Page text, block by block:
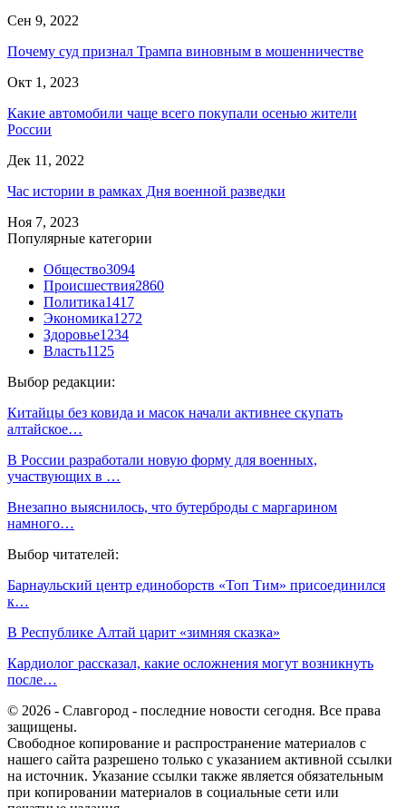
Сен 9, 2022
Почему суд признал Трампа виновным в мошенничестве
Окт 1, 2023
Какие автомобили чаще всего покупали осенью жители
России
Дек 11, 2022
Час истории в рамках Дня военной разведки
Ноя 7, 2023
Популярные категории
Общество3094
Происшествия2860
Политика1417
Экономика1272
Здоровье1234
Власть1125
Выбор редакции:
Китайцы без ковида и масок начали активнее скупать
алтайское…
В России разработали новую форму для военных,
участвующих в …
Внезапно выяснилось, что бутерброды с маргарином
намного…
Выбор читателей:
Барнаульский центр единоборств «Топ Тим» присоединился
к…
В Республике Алтай царит «зимняя сказка»
Кардиолог рассказал, какие осложнения могут возникнуть
после…
© 2026 - Славгород - последние новости сегодня. Все права
защищены.
Свободное копирование и распространение материалов с
нашего сайта разрешено только с указанием активной ссылки
на источник. Указание ссылки также является обязательным
при копировании материалов в социальные сети или